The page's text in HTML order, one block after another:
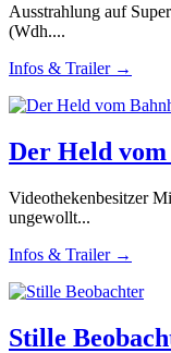
Ausstrahlung auf
(Wdh....
Infos & Trailer →
Der Held
Videothekenbesitzer
ungewollt...
Infos & Trailer →
Stille